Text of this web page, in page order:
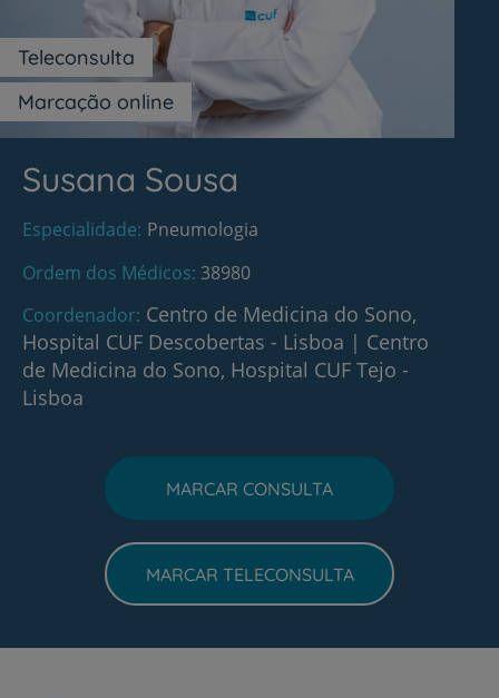
Marcação online
Teleconsulta
Susana Sousa
Especialidade Pneumologia
Ordem dos Médicos 38980
Coordenador Centro de Medicina do Sono,
Hospital CUF Descobertas - Lisboa | Centro
de Medicina do Sono, Hospital CUF Tejo -
Lisboa
MARCAR CONSULTA
MARCAR TELECONSULTA